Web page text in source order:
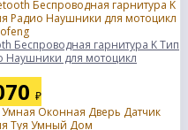
Беспроводная гарнитура K Тип
Наушники для мотоцикл
₽